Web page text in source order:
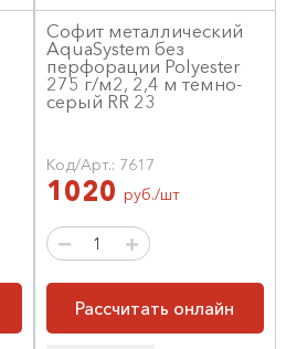
Софит металлический
AquaSystem без
перфорации Polyester
275 г/м2, 2,4 м темно-
серый RR 23
Код/Арт.: 7617
1020 руб./шт
Рассчитать онлайн